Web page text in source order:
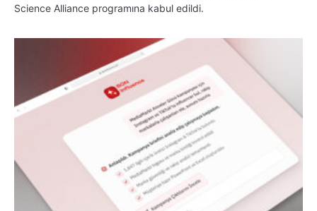
Science Alliance programına kabul edildi.